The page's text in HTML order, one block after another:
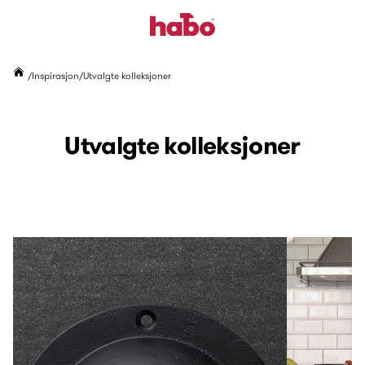
Inspirasjon Utvalgte kolleksjoner
Utvalgte kolleksjoner